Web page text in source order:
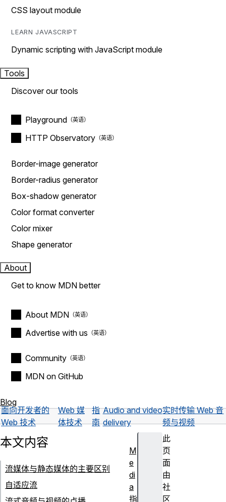
CSS layout module
LEARN JAVASCRIPT
Dynamic scripting with JavaScript module
Tools
Discover our tools
Playground
HTTP Observatory
Border-image generator
Border-radius generator
Box-shadow generator
Color format converter
Color mixer
Shape generator
About
Get to know MDN better
About MDN
Advertise with us
Community
MDN on GitHub
Blog
面向开发者的
Web 技术
Web 媒
体技术
指
南
Audio and video
delivery
实时传输 Web 音
频与视频
此
页
面
由
社
区
本文内容
流媒体与静态媒体的主要区别
自适应流
M
e
di
a
指